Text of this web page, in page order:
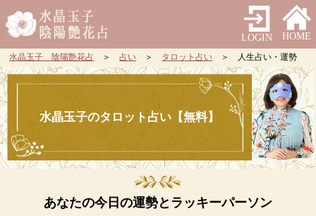
LOGIN HOME
水晶玉子 陰陽艶花占 ＞占い ＞ タロット占い ＞ 人生占い・運勢
水晶玉子のタロット占い【無料】
あなたの今日の運勢とラッキーパーソン